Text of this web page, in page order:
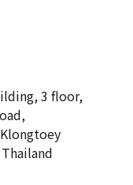
3 floor,